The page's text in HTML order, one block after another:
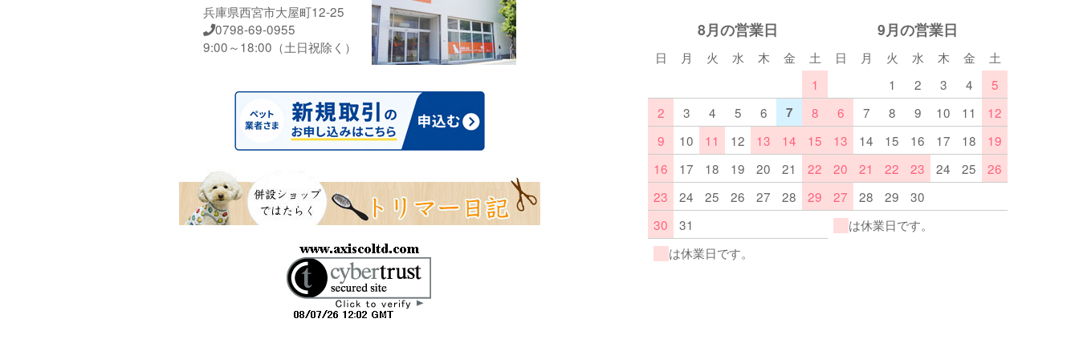
8月の営業日
日 月 火 水 木 金
土
1
2
3 4 5 6 7
8
9
10 11 12 13 14
15
16
17 18 19 20 21
22
23
24 25 26 27 28
29
30
31
は休業日です。
9月の営業日
日 月 火 水 木 金
土
1
2 3 4
5
6
7 8 9 10 11
12
13
14 15 16 17 18
19
20
21 22 23 24 25
26
27
28 29
30
は休業日です。
兵庫県西宮市大屋町12-25
0798-69-0955
9:00～18:00（土日祝除く）